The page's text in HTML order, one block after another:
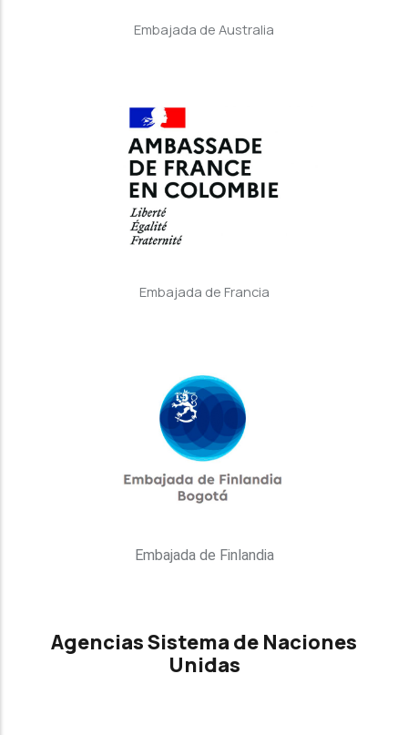
Embajada de Australia
Embajada de Francia
Embajada de Finlandia
Agencias Sistema de Naciones
Unidas